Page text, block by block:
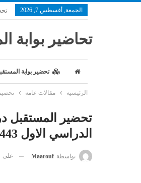
الجمعة, أغسطس 7, 2026
تحاضير بوابة
تحضير بوابة
الرئيسية مقالات عامة
تحضير المستقبل
الدراسي الاول 1443 هـ
بواسطة Maarouf على